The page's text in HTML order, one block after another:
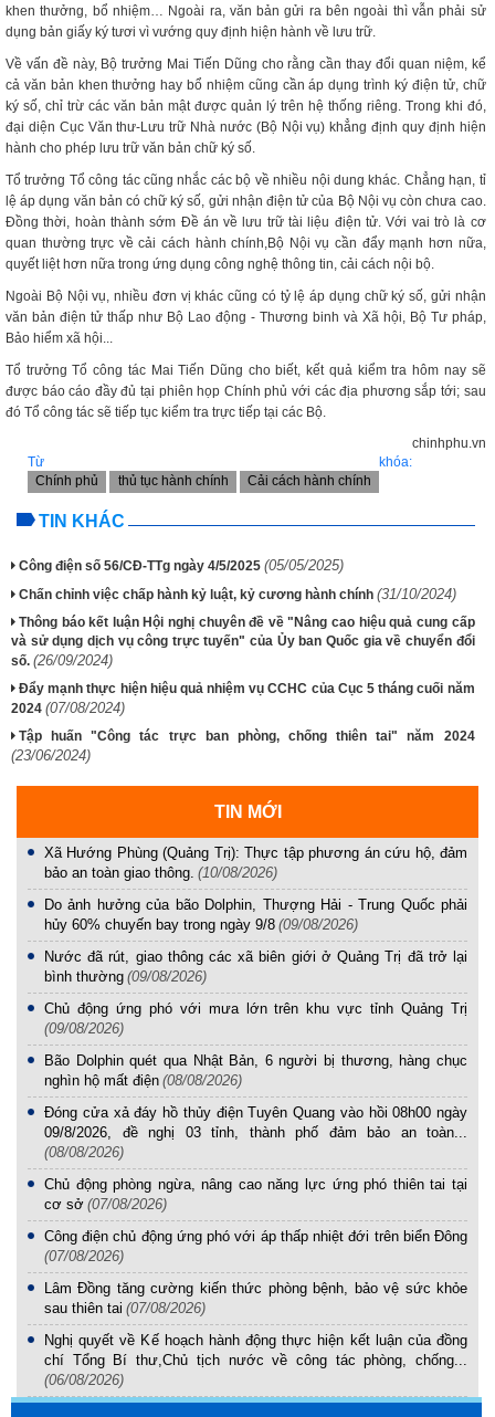
khen thưởng, bổ nhiệm… Ngoài ra, văn bản gửi ra bên ngoài thì vẫn phải sử
dụng bản giấy ký tươi vì vướng quy định hiện hành về lưu trữ.
Về vấn đề này, Bộ trưởng Mai Tiến Dũng cho rằng cần thay đổi quan niệm, kể
cả văn bản khen thưởng hay bổ nhiệm cũng cần áp dụng trình ký điện tử, chữ
ký số, chỉ trừ các văn bản mật được quản lý trên hệ thống riêng. Trong khi đó,
đại diện Cục Văn thư-Lưu trữ Nhà nước (Bộ Nội vụ) khẳng định quy định hiện
hành cho phép lưu trữ văn bản chữ ký số.
Tổ trưởng Tổ công tác cũng nhắc các bộ về nhiều nội dung khác. Chẳng hạn, tỉ
lệ áp dụng văn bản có chữ ký số, gửi nhận điện tử của Bộ Nội vụ còn chưa cao.
Đồng thời, hoàn thành sớm Đề án về lưu trữ tài liệu điện tử. Với vai trò là cơ
quan thường trực về cải cách hành chính,Bộ Nội vụ cần đẩy mạnh hơn nữa,
quyết liệt hơn nữa trong ứng dụng công nghệ thông tin, cải cách nội bộ.
Ngoài Bộ Nội vụ, nhiều đơn vị khác cũng có tỷ lệ áp dụng chữ ký số, gửi nhận
văn bản điện tử thấp như Bộ Lao động - Thương binh và Xã hội, Bộ Tư pháp,
Bảo hiểm xã hội...
Tổ trưởng Tổ công tác Mai Tiến Dũng cho biết, kết quả kiểm tra hôm nay sẽ
được báo cáo đầy đủ tại phiên họp Chính phủ với các địa phương sắp tới; sau
đó Tổ công tác sẽ tiếp tục kiểm tra trực tiếp tại các Bộ.
chinhphu.vn
Từ khóa:
Chính phủ
thủ tục hành chính Cải cách hành chính
TIN KHÁC
Công điện số 56/CĐ-TTg ngày 4/5/2025 (05/05/2025)
Chấn chỉnh việc chấp hành kỷ luật, kỷ cương hành chính (31/10/2024)
Thông báo kết luận Hội nghị chuyên đề về "Nâng cao hiệu quả cung cấp
và sử dụng dịch vụ công trực tuyến" của Ủy ban Quốc gia về chuyển đổi
số. (26/09/2024)
Đẩy mạnh thực hiện hiệu quả nhiệm vụ CCHC của Cục 5 tháng cuối năm
2024 (07/08/2024)
Tập huấn "Công tác trực ban phòng, chống thiên tai" năm 2024
(23/06/2024)
TIN MỚI
Xã Hướng Phùng (Quảng Trị): Thực tập phương án cứu hộ, đảm
bảo an toàn giao thông. (10/08/2026)
Do ảnh hưởng của bão Dolphin, Thượng Hải - Trung Quốc phải
hủy 60% chuyến bay trong ngày 9/8 (09/08/2026)
Nước đã rút, giao thông các xã biên giới ở Quảng Trị đã trở lại
bình thường (09/08/2026)
Chủ động ứng phó với mưa lớn trên khu vực tỉnh Quảng Trị
(09/08/2026)
Bão Dolphin quét qua Nhật Bản, 6 người bị thương, hàng chục
nghìn hộ mất điện (08/08/2026)
Đóng cửa xả đáy hồ thủy điện Tuyên Quang vào hồi 08h00 ngày
09/8/2026, đề nghị 03 tỉnh, thành phố đảm bảo an toàn...
(08/08/2026)
Chủ động phòng ngừa, nâng cao năng lực ứng phó thiên tai tại
cơ sở (07/08/2026)
Công điện chủ động ứng phó với áp thấp nhiệt đới trên biển Đông
(07/08/2026)
Lâm Đồng tăng cường kiến thức phòng bệnh, bảo vệ sức khỏe
sau thiên tai (07/08/2026)
Nghị quyết về Kế hoạch hành động thực hiện kết luận của đồng
chí Tổng Bí thư,Chủ tịch nước về công tác phòng, chống...
(06/08/2026)